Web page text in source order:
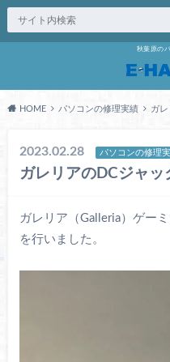
秋葉原の
HOME パソコンの修理実績 ガレ
2023.02.28 パソコンの修理
ガレリアのDCジャッ
ガレリア（Galleria）ゲー
を行いました。